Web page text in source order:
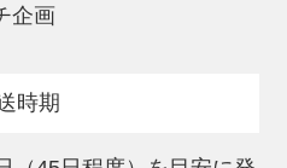
企画
時期